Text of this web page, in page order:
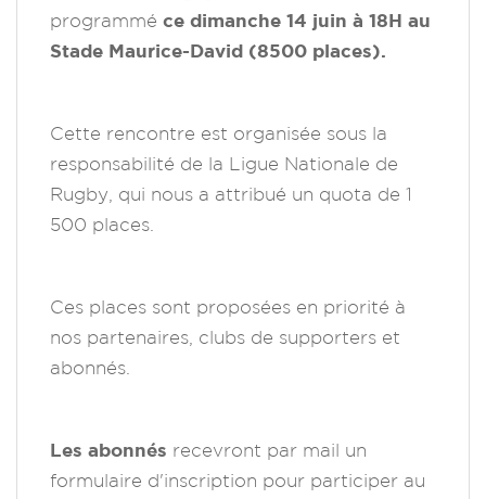
programmé ce dimanche 14 juin à 18H au
Stade Maurice-David (8500 places).
Cette rencontre est organisée sous la
responsabilité de la Ligue Nationale de
Rugby, qui nous a attribué un quota de 1
500 places.
Ces places sont proposées en priorité à
nos partenaires, clubs de supporters et
abonnés.
Les abonnés recevront par mail un
formulaire d'inscription pour participer au